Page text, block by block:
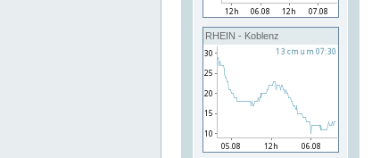
RHEIN - Koblenz